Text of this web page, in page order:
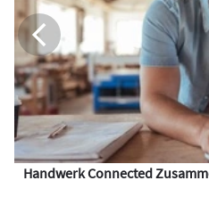
Handwerk Connected